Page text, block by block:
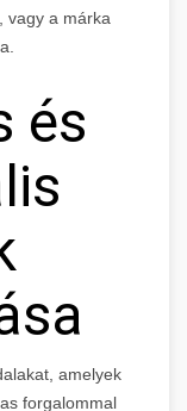
vagy a márka
és
amelyek
forgalommal